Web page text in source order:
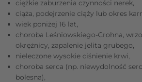
ciężkie zaburzenia czynności nerek,
ciąża, podejrzenie ciąży lub okres
wiek poniżej 16 lat,
choroba Leśniowskiego-Crohna,
okrężnicy, zapalenie jelita grubego,
nieleczone wysokie ciśnienie krwi,
choroba serca (np. niewydolność
bolesna),